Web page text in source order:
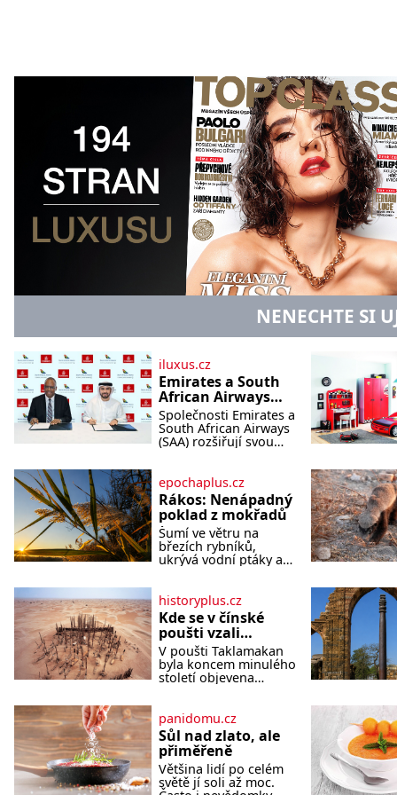
NENECHTE SI
iluxus.cz
Emirates a South
African Airways
rozšiřují
partnerství.
Cestujícím nově
jižní a střední
Africe
Společnosti Emirates a
South African Airways
(SAA) rozšiřují svou
spolupráci. Nová
reciproční dohoda
zpřístupní cestujícím
devět dalších destinací
v jižní a střední Africe
a u
epochaplus.cz
Rákos: Nenápadný
poklad z mokřadů
Šumí ve větru na
březích rybníků,
ukrývá vodní ptáky a
povšimnutí. Přesto
právě rákos pomáhal
stavět domy, vyrábět
lodě, zapisovat první
texty a inspiroval řadu
pověstí. Tato skromná,
ale užitečná rostlina
vnímá rákos jen jako
obyčejnou kulisu
letního koupání. Stačí
se však podívat
historyplus.cz
Kde se v čínské
poušti vzali
modroocí
blonďáci?
V poušti Taklamakan
byla koncem minulého
století objevena
Všichni mrtví byli
pohřbeni s úctou a
četnými milodary. Asi
nejvíc přitom vědce
zaujal hrob
tříměsíčního
panidomu.cz
Sůl nad zlato, ale
přiměřeně
Většina lidí po celém
světě jí soli až moc.